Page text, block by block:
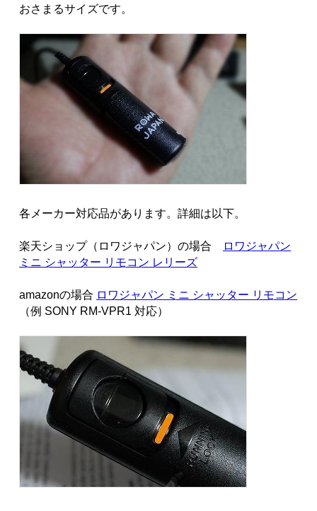
おさまるサイズです。
各メーカー対応品があります。詳細は以下。
楽天ショップ（ロワジャパン）の場合
ロワジャパン
ミニ シャッター リモコン レリーズ
amazonの場合 ロワジャパン ミニ シャッター リモコン
（例 SONY RM-VPR1 対応）